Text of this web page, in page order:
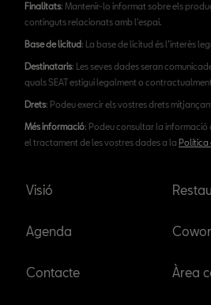
Finalitats: Mantenir-lo informat sobre els
continguts relacionats amb l'espai.
Base de licitud: La base de licitud és l’interès
Destinataris: Les seves dades seran
quals SEAT estigui legalment o
Drets: Podeu exercir els vostres drets
Més informació: Podeu consultar la
el tractament de les vostres dades a la Política
Visió
Agenda
Contacte Àrea